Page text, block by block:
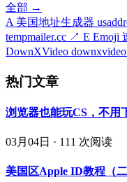
全部 →
A 美国地址生成器
tempmailer.cc ↗ E Emoji
DownXVideo
热门文章
浏览器也能玩CS，不用
03月04日 · 111 次阅读
美国区Apple ID教程（